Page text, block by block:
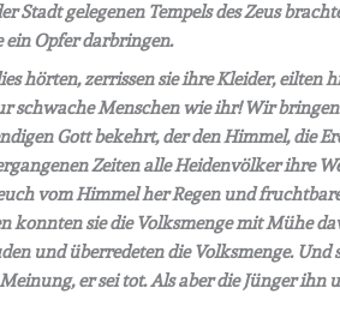
Stadt gelegenen Tempels des Zeus
ein Opfer darbringen.
hörten, zerrissen sie ihre Kleider, eilten
schwache Menschen wie ihr! Wir
Gott bekehrt, der den Himmel, die
Zeiten alle Heidenvölker ihre
vom Himmel her Regen und
konnten sie die Volksmenge mit Mühe
und überredeten die Volksmenge. Und
er sei tot. Als aber die Jünger